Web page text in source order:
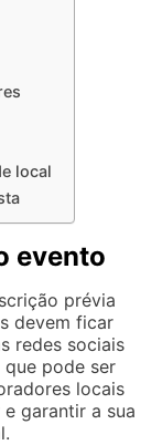
local
evento
prévia
devem ficar
redes sociais
pode ser
locais
garantir a sua